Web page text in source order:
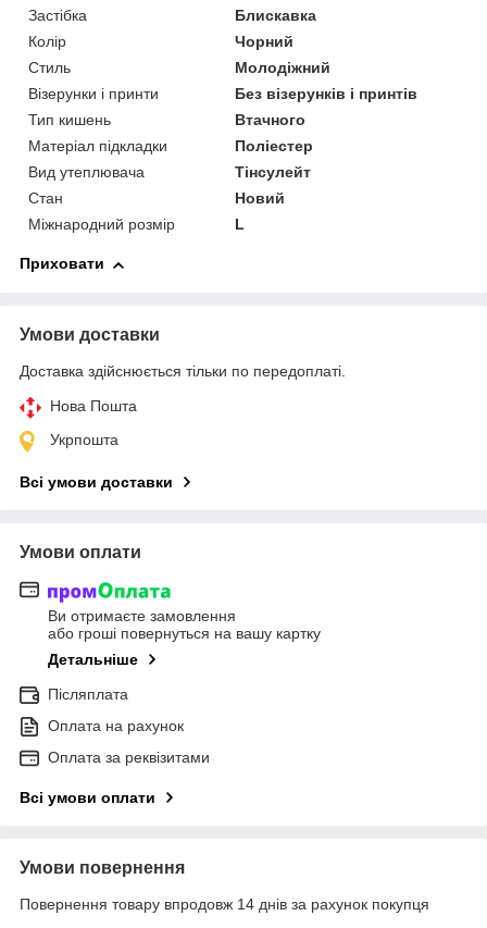
Застібка
Блискавка
Колір
Чорний
Стиль
Молодіжний
Візерунки і принти
Без візерунків і принтів
Тип кишень
Втачного
Матеріал підкладки
Поліестер
Вид утеплювача
Тінсулейт
Стан
Новий
Міжнародний розмір
L
Приховати
Умови доставки
Доставка здійснюється тільки по передоплаті.
Нова Пошта
Укрпошта
Всі умови доставки
Умови оплати
Ви отримаєте замовлення
або гроші повернуться на вашу картку
Детальніше
Післяплата
Оплата на рахунок
Оплата за реквізитами
Всі умови оплати
Умови повернення
Повернення товару впродовж 14 днів за рахунок покупця